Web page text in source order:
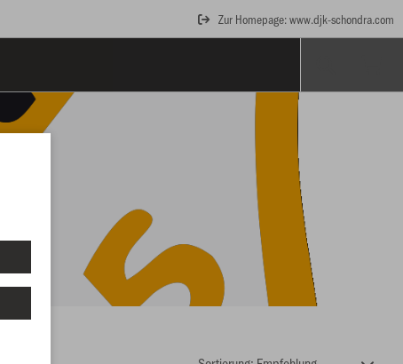
Zur Homepage: www.djk-schondra.com